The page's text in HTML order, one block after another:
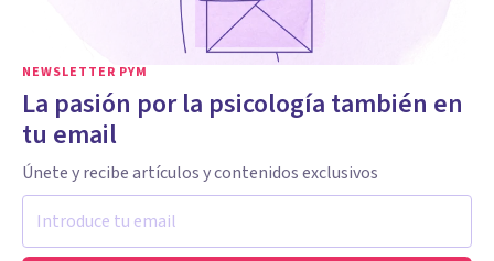
NEWSLETTER PYM
La pasión por la psicología también en
tu email
Únete y recibe artículos y contenidos exclusivos